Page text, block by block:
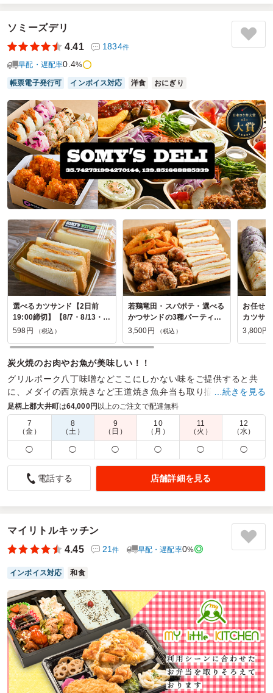
とロースカツのWメインがしっかり満足感を出してくれて、
若いメンバーにも大好評。味も見た目も安定感があり、「こ
れいいね」と声が上がるほど。場の雰囲気も明るくなりまし
た。
ご利用シーン：会議・セミナー ›研修
東京都八王子市石川町
2026/06/10
和い寿の口コミをもっと見る
ソミーズデリ
4.41
1834件
早配・遅配率0.4%
帳票電子発行可 インボイス対応 洋食 おにぎり
選べるカツサンド【2日前
19:00締切】【8/7・8/13・
8/14納品不可】
598円 （税込）
若鶏竜田・スパポテ・選べる
かつサンドの3種パーティー
BOX【2日前19:00締切】
3,500円 （税込）
お任せ
カツサ
前19:00
3,800円
炭火焼のお肉やお魚が美味しい！！
グリルポーク八丁味噌などここにしかない味をご提供すると共
に、メダイの西京焼きなど王道焼き魚弁当も取り揃えておりま
す。多様なニーズにお応えする当店の弁当を是非ご覧下さい。
商品数： 締切日時： 1日前19:00 価格帯：
598円～1,200円
配達時間：
7:00～20:00
朝昼兼用に最適なボリュームとメニュー
4.0
ランスのお弁当を探していたところ、適度なボリュームでバ
リエーションに富んでいるこちらを利用することになりまし
た。持ち帰りもしやすいパッケージで良かったです。
ご利用シーン：ロケ・撮影
参加者の年齢：30代～40代男女比：女性多め
東京都港区南青山2026/08/05
ソミーズデリの口コミをもっと見る
…続きを見る
足柄上郡大井町は64,000円以上のご注文で配達無料
7
（金）
8
（土）
9
（日）
10
（月）
11
（火）
12
（水）
◯ ◯ ◯ ◯ ◯ ◯
電話する 店舗詳細を見る
マイリトルキッチン
4.45
21件 早配・遅配率0%
インボイス対応 和食